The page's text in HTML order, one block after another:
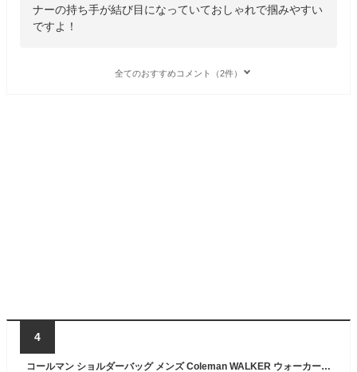
ナーの持ち手が結び目になっていておしゃれで掴みやすい
ですよ！
全てのおすすめコメント（2件）
4
コールマン ショルダーバッグ メンズ Coleman WALKER ウォーカー WALKER SHOULDER ウォーカーショルダー 斜め掛けバッグ A5 8L 撥水 レジャー ハイキング アウトドア フェス 旅行 普段使い スポーツ ブランド レディース 男女兼用 通学 通勤 20代 30代 40代 50代 60代